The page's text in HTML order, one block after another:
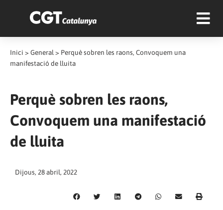
Inici > General > Perquè sobren les raons, Convoquem una
manifestació de lluita
Perquè sobren les raons,
Convoquem una manifestació
de lluita
Dijous, 28 abril, 2022